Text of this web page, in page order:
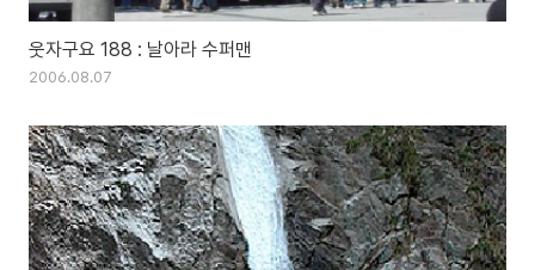
웃자구요 188 : 날아라 수퍼맨
2006.08.07